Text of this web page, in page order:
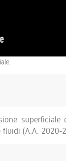
(A.A. 2020-